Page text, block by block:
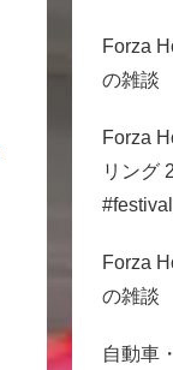
Forza
の雑談
Forza
リング
Forza
の雑談
自動車